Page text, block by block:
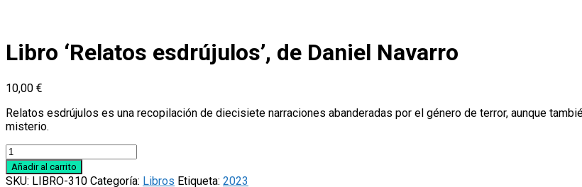
Libro ‘Relatos esdrújulos’, de Daniel Navarro
10,00 €
Relatos esdrújulos es una recopilación de diecisiete narraciones abanderadas por el género de terror, aunque
misterio.
Libro
'Relatos
esdrújulos',
Añadir al carrito
SKU: LIBRO-310 Categoría: Libros Etiqueta: 2023